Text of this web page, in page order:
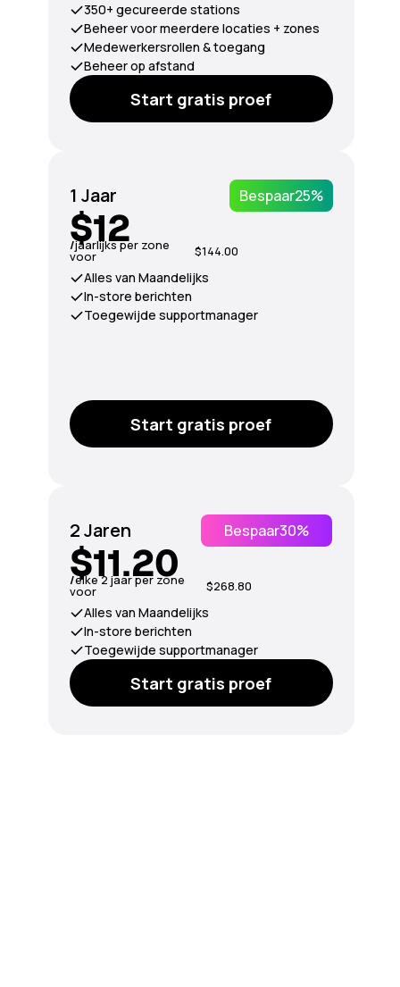
350+ gecureerde stations
Beheer voor meerdere locaties + zones
Medewerkersrollen & toegang
Beheer op afstand
Start gratis proef
1 Jaar Bespaar25%
$12
/jaarlijks per zone
voor $144.00
Alles van Maandelijks
In-store berichten
Toegewijde supportmanager
Start gratis proef
2 Jaren Bespaar30%
$11.20
/elke 2 jaar per zone
voor $268.80
Alles van Maandelijks
In-store berichten
Toegewijde supportmanager
Start gratis proef